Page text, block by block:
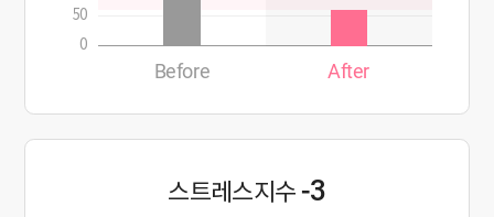
Before After
50
0
스트레스지수 -3